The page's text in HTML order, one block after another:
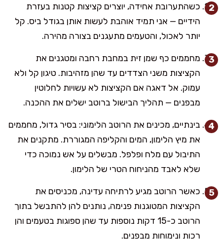
כשהתערובת אחידה, יוצרים קציצות קטנות בעזרת
הידיים — אני תמיד אוהבת לעשות אותן בגודל ביס. קל
יותר לאכול, והטעמים מתעגנים בצורה מהירה.
מחממים כף שמן זית במחבת רחבה ומטגנים את
הקציצות משני הצדדים עד שהן מזהיבות. טיגון קל ולא
עמוק. אל דאגה אם הקציצות לא עשויות לחלוטין
מבפנים — תהליך הבישול ברוטב ישלים את ההכנה.
בינתיים, מכינים את הרוטב הלימוני: בסיר גדול, מחממים
את מיץ הלימון, המים והקליפה המגוררת. מתקנים את
התיבול עם מלח ופלפל. מבשלים על אש נמוכה כדי
שלא לאבד מהניחוח הטרי של הלימון.
כאשר הרוטב מגיע לרתיחה עדינה, מכניסים את
הקציצות המטוגנות פנימה, נותנים להן להתבשל בתוך
הרוטב כ-15 דקות נוספות עד שהן ספוגות בטעמים והן
רכות ונימוחות מבפנים.